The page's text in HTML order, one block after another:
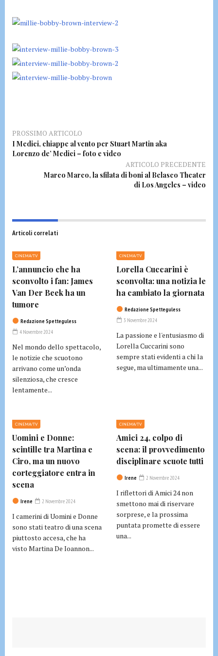
PROSSIMO ARTICOLO
I Medici, chiappe al vento per Stuart Martin aka
Lorenzo de’ Medici – foto e video
ARTICOLO PRECEDENTE
Marco Marco, la sfilata di boni al Belasco Theater
di Los Angeles – video
Articoli correlati
CINEMA/TV
L’annuncio che ha
sconvolto i fan: James
Van Der Beek ha un
tumore
Redazione Spetteguless
4 Novembre 2024
Nel mondo dello spettacolo,
le notizie che scuotono
arrivano come un’onda
silenziosa, che cresce
lentamente...
CINEMA/TV
Lorella Cuccarini è
sconvolta: una notizia le
ha cambiato la giornata
Redazione Spetteguless
3 Novembre 2024
La passione e l'entusiasmo di
Lorella Cuccarini sono
sempre stati evidenti a chi la
segue, ma ultimamente una...
CINEMA/TV
Uomini e Donne:
scintille tra Martina e
Ciro, ma un nuovo
corteggiatore entra in
scena
Irene 2 Novembre 2024
I camerini di Uomini e Donne
sono stati teatro di una scena
piuttosto accesa, che ha
visto Martina De Ioannon...
CINEMA/TV
Amici 24, colpo di
scena: il provvedimento
disciplinare scuote tutti
Irene 2 Novembre 2024
I riflettori di Amici 24 non
smettono mai di riservare
sorprese, e la prossima
puntata promette di essere
una...